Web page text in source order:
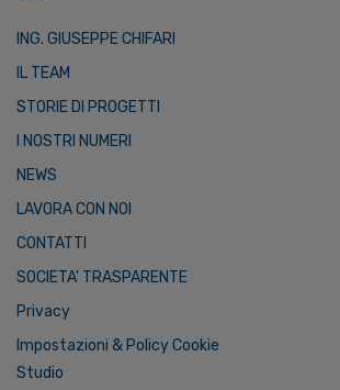
ING. GIUSEPPE CHIFARI
IL TEAM
STORIE DI PROGETTI
I NOSTRI NUMERI
NEWS
LAVORA CON NOI
CONTATTI
SOCIETA' TRASPARENTE
Privacy
Impostazioni & Policy Cookie
Studio